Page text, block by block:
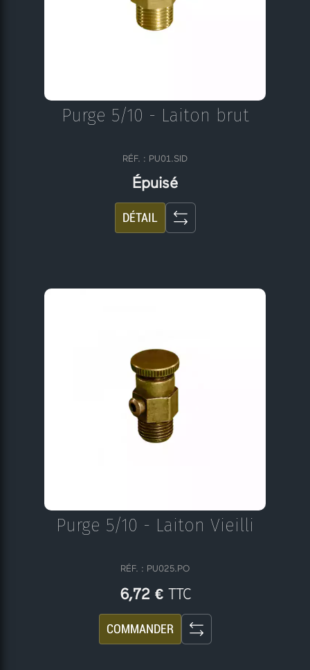
Purge 5/10 - Laiton brut
RÉF. : PU01.SID
Épuisé
DÉTAIL
Purge 5/10 - Laiton Vieilli
RÉF. : PU025.PO
6,72 € TTC
COMMANDER